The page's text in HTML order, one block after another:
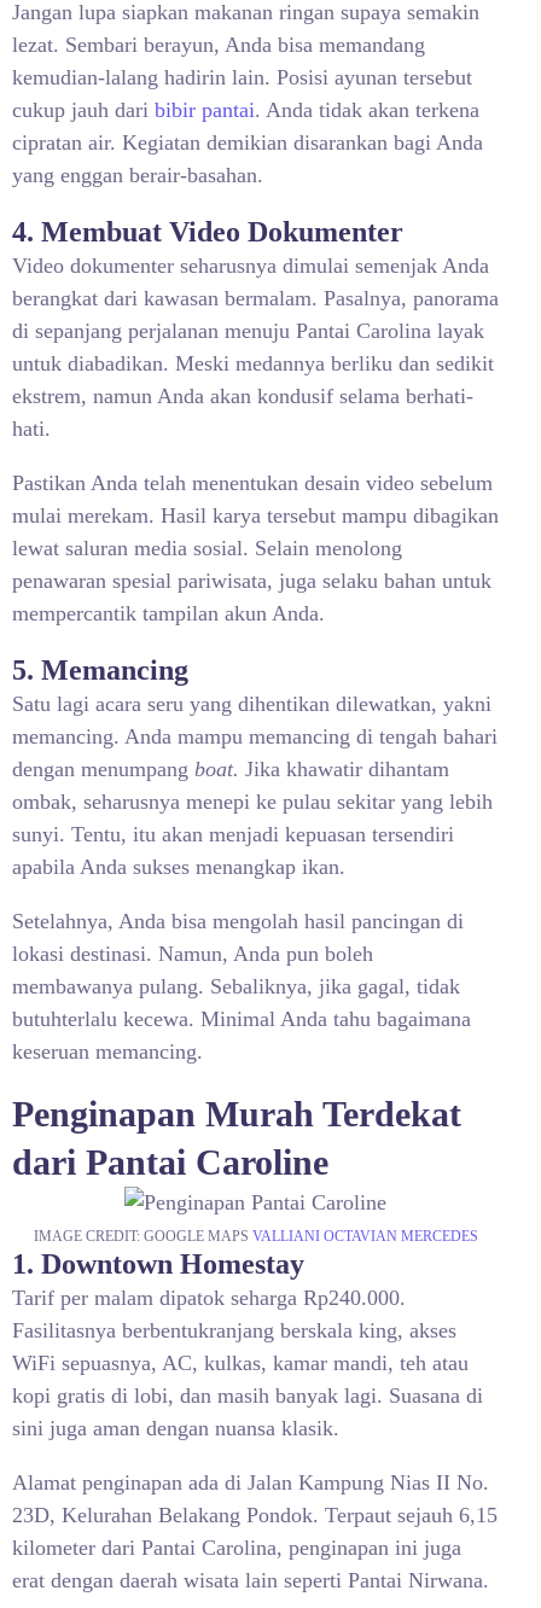
Jangan lupa siapkan makanan ringan supaya semakin
lezat. Sembari berayun, Anda bisa memandang
kemudian-lalang hadirin lain. Posisi ayunan tersebut
cukup jauh dari bibir pantai. Anda tidak akan terkena
cipratan air. Kegiatan demikian disarankan bagi Anda
yang enggan berair-basahan.
4. Membuat Video Dokumenter
Video dokumenter seharusnya dimulai semenjak Anda
berangkat dari kawasan bermalam. Pasalnya, panorama
di sepanjang perjalanan menuju Pantai Carolina layak
untuk diabadikan. Meski medannya berliku dan sedikit
ekstrem, namun Anda akan kondusif selama berhati-
hati.
Pastikan Anda telah menentukan desain video sebelum
mulai merekam. Hasil karya tersebut mampu dibagikan
lewat saluran media sosial. Selain menolong
penawaran spesial pariwisata, juga selaku bahan untuk
mempercantik tampilan akun Anda.
5. Memancing
Satu lagi acara seru yang dihentikan dilewatkan, yakni
memancing. Anda mampu memancing di tengah bahari
dengan menumpang boat. Jika khawatir dihantam
ombak, seharusnya menepi ke pulau sekitar yang lebih
sunyi. Tentu, itu akan menjadi kepuasan tersendiri
apabila Anda sukses menangkap ikan.
Setelahnya, Anda bisa mengolah hasil pancingan di
lokasi destinasi. Namun, Anda pun boleh
membawanya pulang. Sebaliknya, jika gagal, tidak
butuhterlalu kecewa. Minimal Anda tahu bagaimana
keseruan memancing.
Penginapan Murah Terdekat
dari Pantai Caroline
IMAGE CREDIT: GOOGLE MAPS VALLIANI OCTAVIAN MERCEDES
1. Downtown Homestay
Tarif per malam dipatok seharga Rp240.000.
Fasilitasnya berbentukranjang berskala king, akses
WiFi sepuasnya, AC, kulkas, kamar mandi, teh atau
kopi gratis di lobi, dan masih banyak lagi. Suasana di
sini juga aman dengan nuansa klasik.
Alamat penginapan ada di Jalan Kampung Nias II No.
23D, Kelurahan Belakang Pondok. Terpaut sejauh 6,15
kilometer dari Pantai Carolina, penginapan ini juga
erat dengan daerah wisata lain seperti Pantai Nirwana.